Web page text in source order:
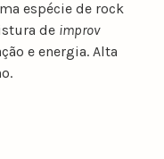
espécie de rock
de improv
e energia. Alta